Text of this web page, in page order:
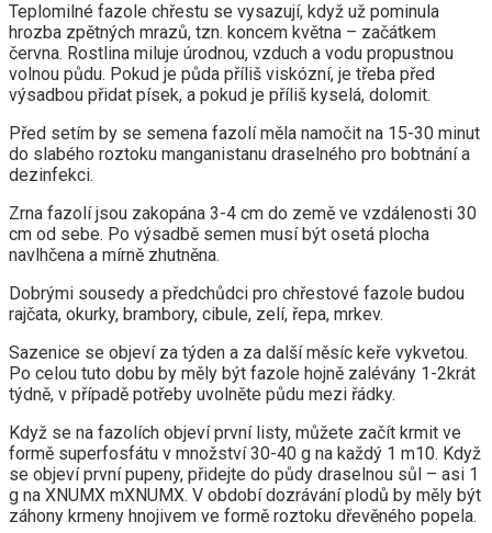
Teplomilné fazole chřestu se vysazují, když už pominula
hrozba zpětných mrazů, tzn. koncem května – začátkem
června. Rostlina miluje úrodnou, vzduch a vodu propustnou
volnou půdu. Pokud je půda příliš viskózní, je třeba před
výsadbou přidat písek, a pokud je příliš kyselá, dolomit.
Před setím by se semena fazolí měla namočit na 15-30 minut
do slabého roztoku manganistanu draselného pro bobtnání a
dezinfekci.
Zrna fazolí jsou zakopána 3-4 cm do země ve vzdálenosti 30
cm od sebe. Po výsadbě semen musí být osetá plocha
navlhčena a mírně zhutněna.
Dobrými sousedy a předchůdci pro chřestové fazole budou
rajčata, okurky, brambory, cibule, zelí, řepa, mrkev.
Sazenice se objeví za týden a za další měsíc keře vykvetou.
Po celou tuto dobu by měly být fazole hojně zalévány 1-2krát
týdně, v případě potřeby uvolněte půdu mezi řádky.
Když se na fazolích objeví první listy, můžete začít krmit ve
formě superfosfátu v množství 30-40 g na každý 1 m10. Když
se objeví první pupeny, přidejte do půdy draselnou sůl – asi 1
g na XNUMX mXNUMX. V období dozrávání plodů by měly být
záhony krmeny hnojivem ve formě roztoku dřevěného popela.